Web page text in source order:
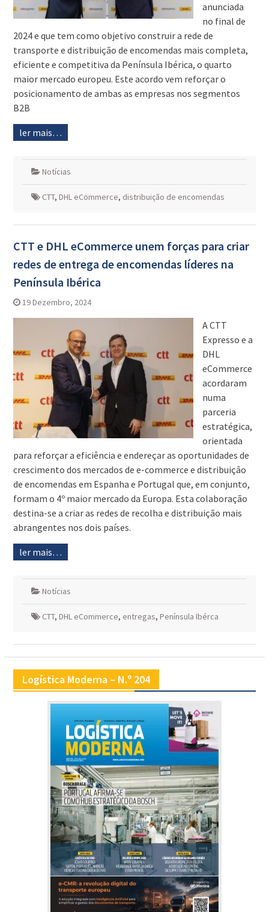
anunciada
no final de
2024 e que tem como objetivo construir a rede de
transporte e distribuição de encomendas mais completa,
eficiente e competitiva da Península Ibérica, o quarto
maior mercado europeu. Este acordo vem reforçar o
posicionamento de ambas as empresas nos segmentos
B2B
ler mais…
Notícias
CTT, DHL eCommerce, distribuição de encomendas
CTT e DHL eCommerce unem forças para criar
redes de entrega de encomendas líderes na
Península Ibérica
19 Dezembro, 2024
A CTT
Expresso e a
DHL
eCommerce
acordaram
numa
parceria
estratégica,
orientada
para reforçar a eficiência e endereçar as oportunidades de
crescimento dos mercados de e-commerce e distribuição
de encomendas em Espanha e Portugal que, em conjunto,
formam o 4º maior mercado da Europa. Esta colaboração
destina-se a criar as redes de recolha e distribuição mais
abrangentes nos dois países.
ler mais…
Notícias
CTT, DHL eCommerce, entregas, Península Ibérca
Logística Moderna – N.º 204